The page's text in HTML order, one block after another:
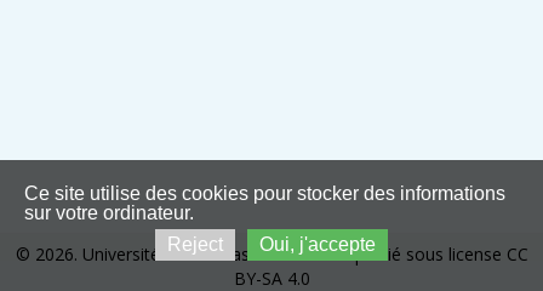
© 2026. Université de Kinshasa. Ce site est publié sous license CC
BY-SA 4.0
Ce site utilise des cookies pour stocker des informations
sur votre ordinateur.
Reject
Oui, j'accepte